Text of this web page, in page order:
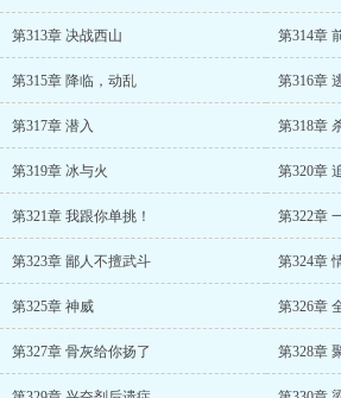
第313章 决战西山 第314章
第315章 降临，动乱 第316章
第317章 潜入 第318章
第319章 冰与火 第320章
第321章 我跟你单挑！ 第322章
第323章 鄙人不擅武斗 第324章
第325章 神威 第326章
第327章 骨灰给你扬了 第328章